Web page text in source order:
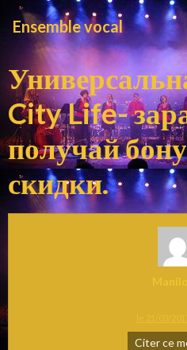
Ensemble vocal
City Life-
получай
скидки.
Citer ce